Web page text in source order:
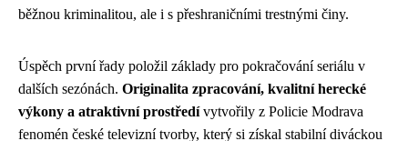
běžnou kriminalitou, ale i s přeshraničními trestnými činy.
Úspěch první řady položil základy pro pokračování seriálu v
dalších sezónách. Originalita zpracování, kvalitní herecké
výkony a atraktivní prostředívytvořily z Policie Modrava
fenomén české televizní tvorby, který si získal stabilní diváckou